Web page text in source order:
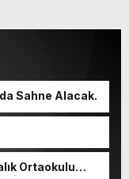
Sahne Alacak.
Ortaokulu